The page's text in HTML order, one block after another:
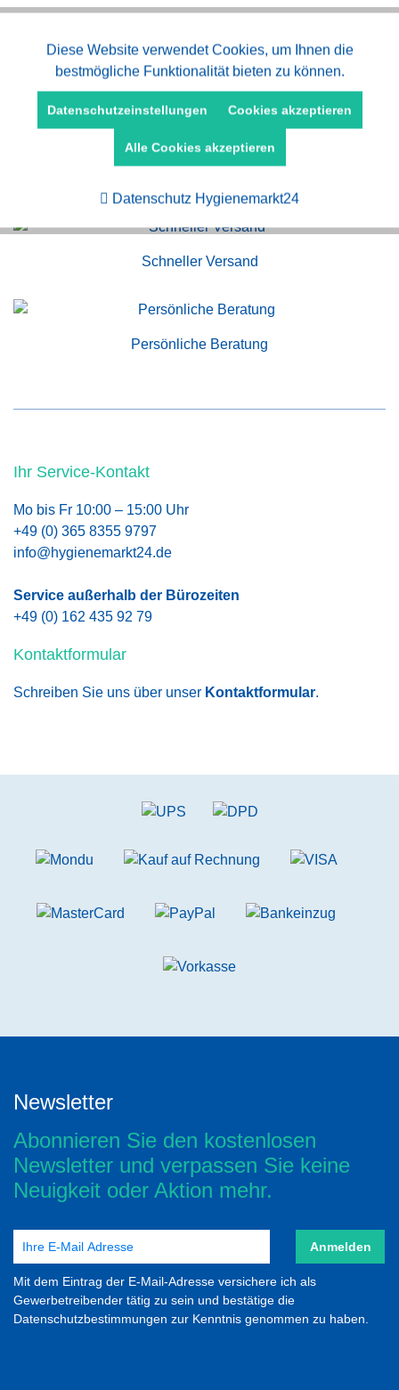
Schneller Versand
Persönliche Beratung
Ihr Service-Kontakt
Mo bis Fr 10:00 – 15:00 Uhr
+49 (0) 365 8355 9797
info@hygienemarkt24.de
Service außerhalb der Bürozeiten
+49 (0) 162 435 92 79
Kontaktformular
Schreiben Sie uns über unser Kontaktformular.
Newsletter
Abonnieren Sie den kostenlosen
Newsletter und verpassen Sie keine
Neuigkeit oder Aktion mehr.
Anmelden
Mit dem Eintrag der E-Mail-Adresse versichere ich als
Gewerbetreibender tätig zu sein und bestätige die
Datenschutzbestimmungen zur Kenntnis genommen zu haben.
Funktionale Aktiv
Marketing Aktiv
Diese Website verwendet Cookies, um Ihnen die
bestmögliche Funktionalität bieten zu können.
Datenschutzeinstellungen Cookies akzeptieren
Alle Cookies akzeptieren
Datenschutz Hygienemarkt24